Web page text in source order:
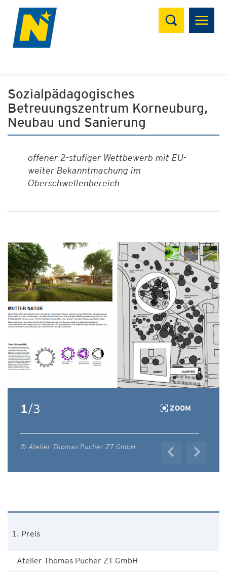
Suchen
Sozialpädagogisches
Betreuungszentrum Korneuburg,
Neubau und Sanierung
offener 2-stufiger Wettbewerb mit EU-
weiter Bekanntmachung im
Oberschwellenbereich
1/3 ZOOM
© Atelier Thomas Pucher ZT GmbH
1. Preis
Atelier Thomas Pucher ZT GmbH